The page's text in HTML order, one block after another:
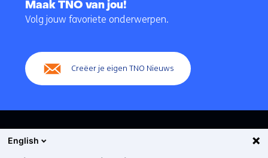
navigatie
Maak TNO van jou!
Volg jouw favoriete onderwerpen.
Creëer je eigen TNO Nieuws
English